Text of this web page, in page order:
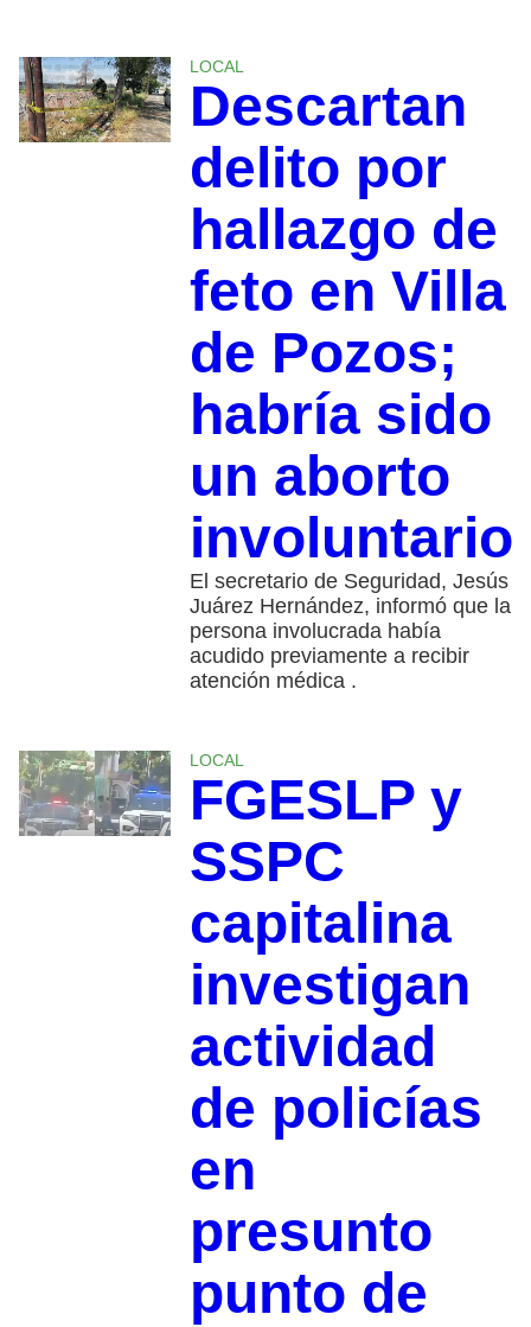
LOCAL
Descartan
delito por
hallazgo de
feto en Villa
de Pozos;
habría sido
un aborto
involuntario
El secretario de Seguridad, Jesús
Juárez Hernández, informó que la
persona involucrada había
acudido previamente a recibir
atención médica .
LOCAL
FGESLP y
SSPC
capitalina
investigan
actividad
de policías
en
presunto
punto de